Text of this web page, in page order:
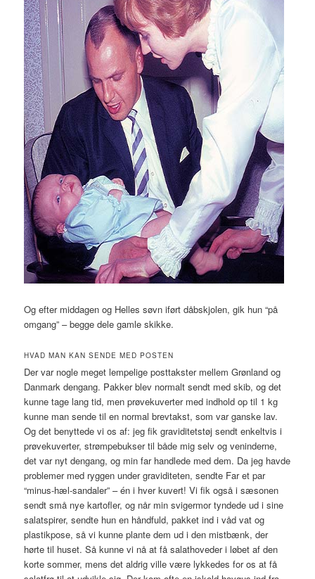
Og efter middagen og Helles søvn iført dåbskjolen, gik hun “på
omgang” – begge dele gamle skikke.
HVAD MAN KAN SENDE MED POSTEN
Der var nogle meget lempelige posttakster mellem Grønland og
Danmark dengang. Pakker blev normalt sendt med skib, og det
kunne tage lang tid, men prøvekuverter med indhold op til 1 kg
kunne man sende til en normal brevtakst, som var ganske lav.
Og det benyttede vi os af: jeg fik graviditetstøj sendt enkeltvis i
prøvekuverter, strømpebukser til både mig selv og veninderne,
det var nyt dengang, og min far handlede med dem. Da jeg havde
problemer med ryggen under graviditeten, sendte Far et par
“minus-hæl-sandaler” – én i hver kuvert! Vi fik også i sæsonen
sendt små nye kartofler, og når min svigermor tyndede ud i sine
salatspirer, sendte hun en håndfuld, pakket ind i våd vat og
plastikpose, så vi kunne plante dem ud i den mistbænk, der
hørte til huset. Så kunne vi nå at få salathoveder i løbet af den
korte sommer, mens det aldrig ville være lykkedes for os at få